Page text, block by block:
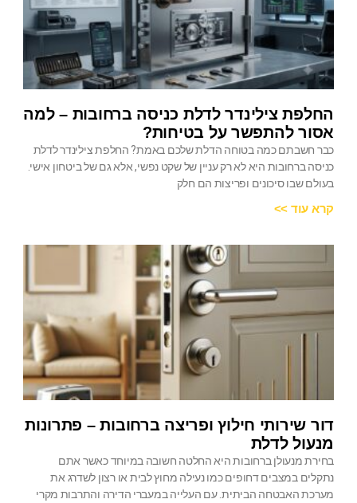
החלפת צילינדר לדלת כניסה ברחובות – למה
אסור להתפשר על בטיחות?
כבר חשבתם כמה בטוחה הדלת שלכם באמת? החלפת צילינדר לדלת
כניסה ברחובות היא לא רק עניין של שקט נפשי, אלא גם של ביטחון אישי.
בעולם שבו סיכונים ופריצות הם חלק
קרא עוד >>
דור שירותי חילוץ ופריצה ברחובות – פתרונות
מנעול לדלת
בחירת מנעולן ברחובות היא החלטה חשובה במיוחד כאשר אתם
נתקלים במצבים דחופים כמו נעילה מחוץ לבית או רצון לשדרג את
מערכת האבטחה הביתית. עם העלייה במעברי הדירה והתרבות מקרי